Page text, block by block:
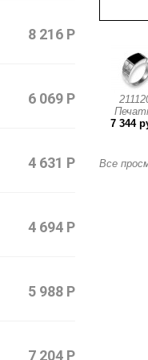
8 216 Р
6 069 Р
4 631 Р
4 694 Р
5 988 Р
7 204 Р
7 344
Все